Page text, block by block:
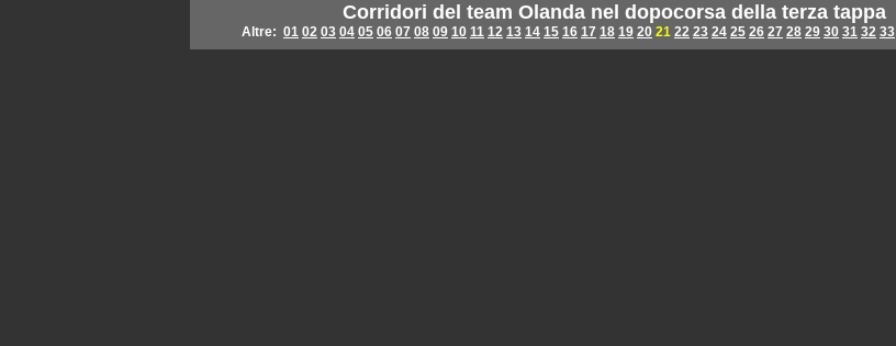
Corridori del team Olanda nel dopocorsa della terza tappa
Altre: 01 02 03 04 05 06 07 08 09 10 11 12 13 14 15 16 17 18 19 20 21 22 23 24 25 26 27 28 29 30 31 32 33